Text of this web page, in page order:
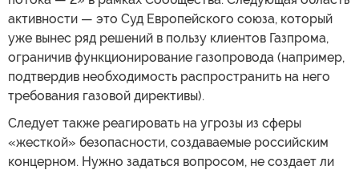
активности — это Суд Европейского союза, который
уже вынес ряд решений в пользу клиентов Газпрома,
ограничив функционирование газопровода (например,
подтвердив необходимость распространить на него
требования газовой директивы).
Следует также реагировать на угрозы из сферы
«жесткой» безопасности, создаваемые российским
концерном. Нужно задаться вопросом, не создает ли